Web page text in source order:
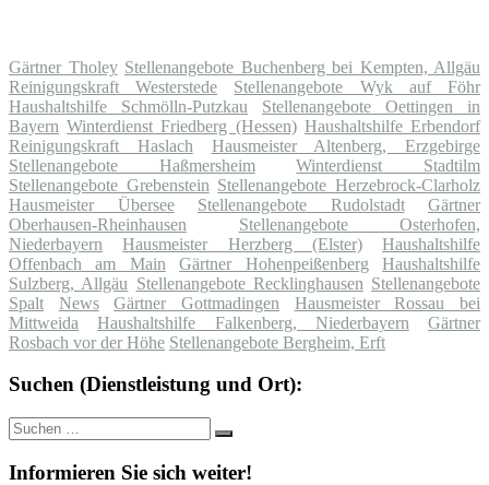
Gärtner Tholey Stellenangebote Buchenberg bei Kempten, Allgäu
Reinigungskraft Westerstede
Stellenangebote Wyk auf Föhr
Haushaltshilfe Schmölln-Putzkau
Stellenangebote Oettingen in
Bayern Winterdienst Friedberg (Hessen) Haushaltshilfe Erbendorf
Reinigungskraft Haslach
Hausmeister Altenberg, Erzgebirge
Stellenangebote Haßmersheim
Winterdienst Stadtilm
Stellenangebote Grebenstein Stellenangebote Herzebrock-Clarholz
Hausmeister Übersee
Stellenangebote Rudolstadt
Gärtner
Oberhausen-Rheinhausen
Stellenangebote Osterhofen,
Niederbayern
Hausmeister Herzberg (Elster)
Haushaltshilfe
Offenbach am Main
Gärtner Hohenpeißenberg
Haushaltshilfe
Sulzberg, Allgäu Stellenangebote Recklinghausen Stellenangebote
Spalt
News Gärtner Gottmadingen
Hausmeister Rossau bei
Mittweida
Haushaltshilfe Falkenberg, Niederbayern
Gärtner
Rosbach vor der Höhe Stellenangebote Bergheim, Erft
Suchen (Dienstleistung und Ort):
Suche
nach:
Suchen
Informieren Sie sich weiter!